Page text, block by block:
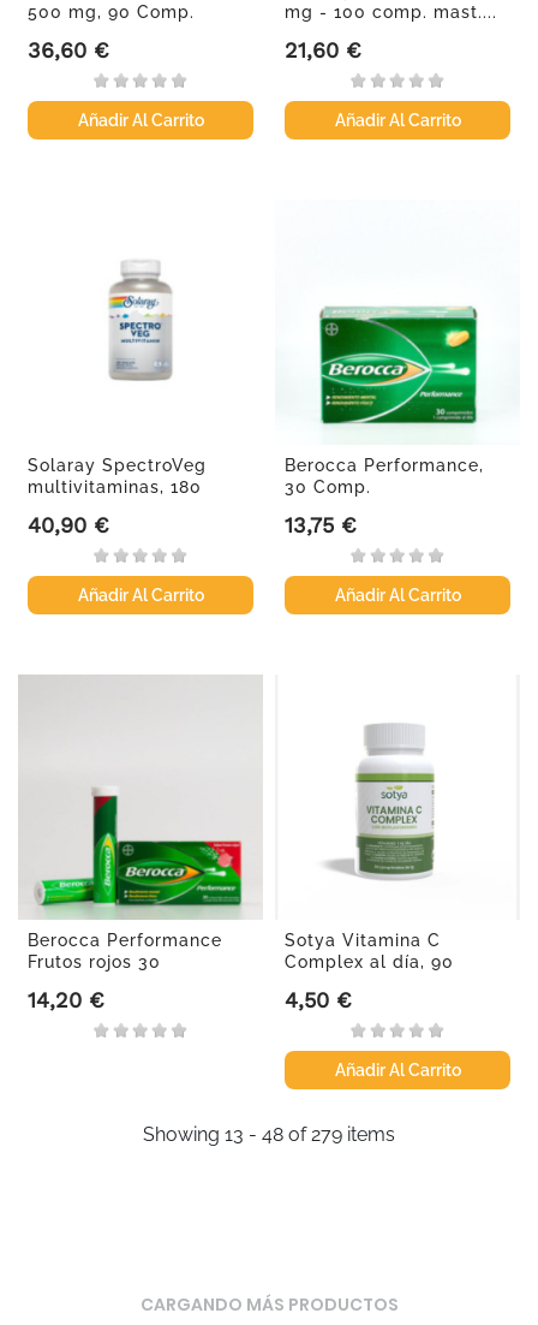
500 mg, 90 Comp.
Precio
36,60 €
Añadir Al Carrito
mg - 100 comp. mast....
Precio
21,60 €
Añadir Al Carrito
Solaray SpectroVeg
multivitaminas, 180
Precio
40,90 €
Añadir Al Carrito
Berocca Performance,
30 Comp.
Precio
13,75 €
Añadir Al Carrito
Berocca Performance
Frutos rojos 30
Precio
14,20 €
Sotya Vitamina C
Complex al día, 90
Precio
4,50 €
Añadir Al Carrito
Showing 13 - 48 of 279 items
CARGANDO MÁS PRODUCTOS